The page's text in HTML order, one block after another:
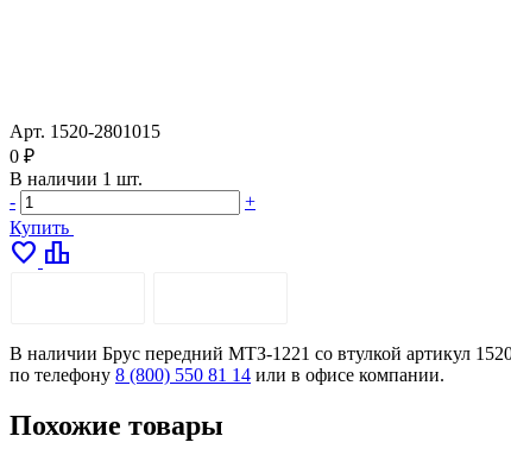
Арт. 1520-2801015
0 ₽
В наличии 1 шт.
-
+
Купить
favorite leaderboard
В наличии Брус передний МТЗ-1221 со втулкой артикул
по телефону 8 (800) 550 81 14 или в офисе компании.
Похожие товары